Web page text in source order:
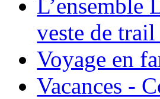
L’ensemble
veste de
Voyage en
Vacances -